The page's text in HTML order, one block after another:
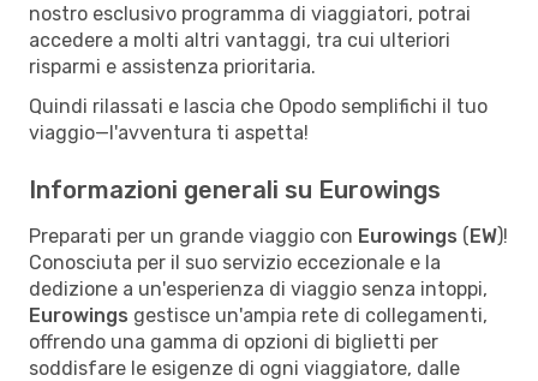
nostro esclusivo programma di viaggiatori, potrai
accedere a molti altri vantaggi, tra cui ulteriori
risparmi e assistenza prioritaria.
Quindi rilassati e lascia che Opodo semplifichi il tuo
viaggio—l'avventura ti aspetta!
Informazioni generali su Eurowings
Preparati per un grande viaggio con Eurowings (EW)!
Conosciuta per il suo servizio eccezionale e la
dedizione a un'esperienza di viaggio senza intoppi,
Eurowings gestisce un'ampia rete di collegamenti,
offrendo una gamma di opzioni di biglietti per
soddisfare le esigenze di ogni viaggiatore, dalle